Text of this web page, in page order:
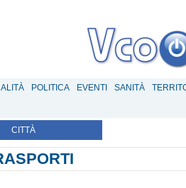
POLITICA EVENTI SANITÀ
CITTÀ